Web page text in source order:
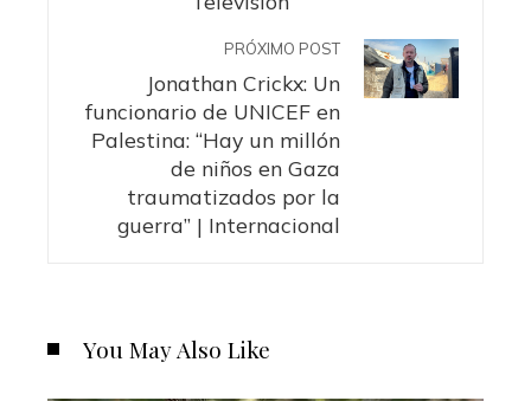
PRÓXIMO POST
Jonathan Crickx: Un
funcionario de UNICEF en
Palestina: “Hay un millón
de niños en Gaza
traumatizados por la
guerra” | Internacional
You May Also Like